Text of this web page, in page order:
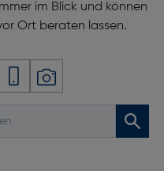
im Blick und können
Ort beraten lassen.